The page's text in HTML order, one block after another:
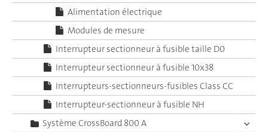
Alimentation électrique
Modules de mesure
Interrupteur sectionneur à fusible taille D0
Interrupteur sectionneur à fusible 10x38
Interrupteurs-sectionneurs-fusibles Class CC
Interrupteur-sectionneur à fusible NH
Système CrossBoard 800 A